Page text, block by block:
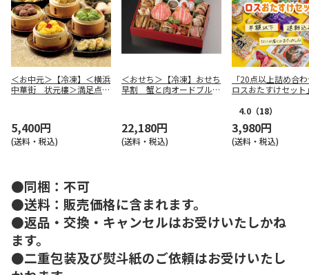
＜お中元＞【冷凍】＜横浜
中華街 状元樓＞満足点心
5,400円
(送料・税込)
＜おせち＞【冷凍】おせち
早割 蟹と肉オードブルお
22,180円
(送料・税込)
「20点以上詰め合
ロスおたすけセット
4.0 （18）
3,980円
(送料・税込)
●同梱：不可
●送料：販売価格に含まれます。
●返品・交換・キャンセルはお受けいたしかね
ます。
●二重包装及び熨斗紙のご依頼はお受けいたし